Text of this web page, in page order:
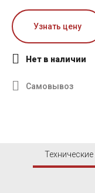
Узнать цену
Нет в наличии
Самовывоз